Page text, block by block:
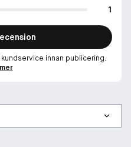
1
innan publicering.